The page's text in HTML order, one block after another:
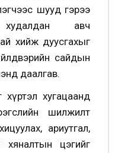
шууд гэрээ
авч
хийж дуусгахыг
үйлдвэрийн сайдын
даалгав.
хугацаанд
шилжилт
ариутгал,
хяналтын цэгийг